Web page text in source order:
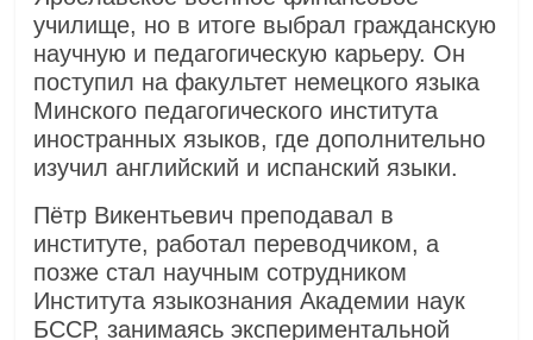
училище, но в итоге выбрал гражданскую
научную и педагогическую карьеру. Он
поступил на факультет немецкого языка
Минского педагогического института
иностранных языков, где дополнительно
изучил английский и испанский языки.
Пётр Викентьевич преподавал в
институте, работал переводчиком, а
позже стал научным сотрудником
Института языкознания Академии наук
БССР, занимаясь экспериментальной